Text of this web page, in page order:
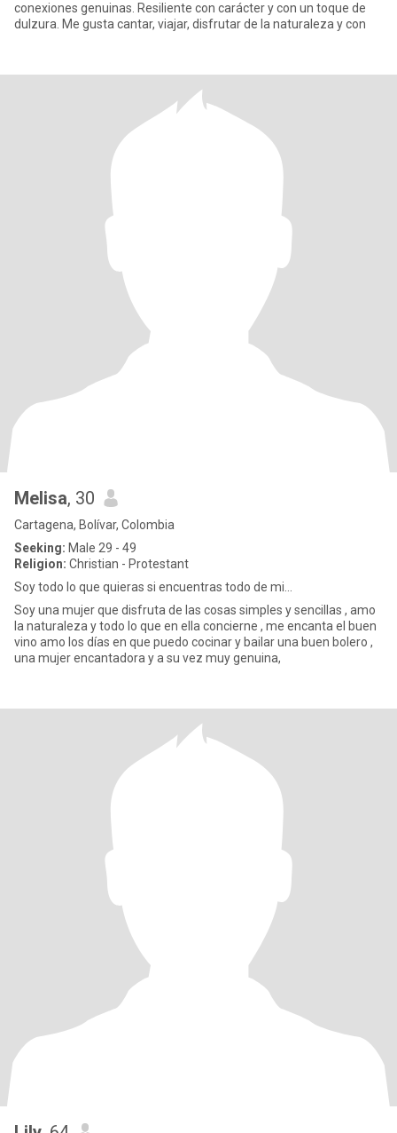
conexiones genuinas. Resiliente con carácter y con un toque de
dulzura. Me gusta cantar, viajar, disfrutar de la naturaleza y con
Melisa, 30
Cartagena, Bolívar, Colombia
Seeking: Male 29 - 49
Religion: Christian - Protestant
Soy todo lo que quieras si encuentras todo de mi...
Soy una mujer que disfruta de las cosas simples y sencillas , amo
la naturaleza y todo lo que en ella concierne , me encanta el buen
vino amo los días en que puedo cocinar y bailar una buen bolero ,
una mujer encantadora y a su vez muy genuina,